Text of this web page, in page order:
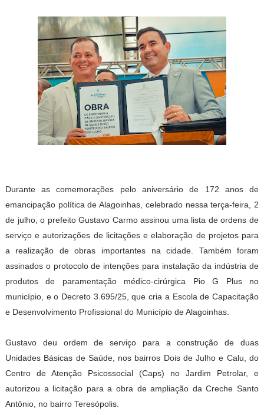
Durante as comemorações pelo aniversário de 172 anos de
emancipação política de Alagoinhas, celebrado nessa terça-feira, 2
de julho, o prefeito Gustavo Carmo assinou uma lista de ordens de
serviço e autorizações de licitações e elaboração de projetos para
a realização de obras importantes na cidade. Também foram
assinados o protocolo de intenções para instalação da indústria de
produtos de paramentação médico-cirúrgica Pio G Plus no
município, e o Decreto 3.695/25, que cria a Escola de Capacitação
e Desenvolvimento Profissional do Município de Alagoinhas.
Gustavo deu ordem de serviço para a construção de duas
Unidades Básicas de Saúde, nos bairros Dois de Julho e Calu, do
Centro de Atenção Psicossocial (Caps) no Jardim Petrolar, e
autorizou a licitação para a obra de ampliação da Creche Santo
Antônio, no bairro Teresópolis.